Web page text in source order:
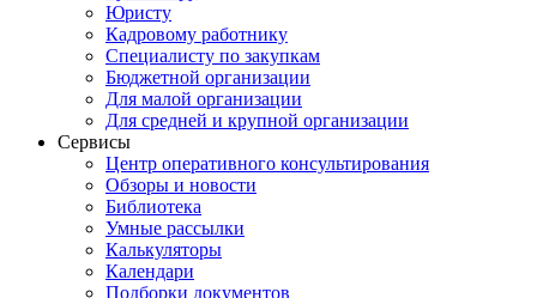
Юристу
Кадровому работнику
Специалисту по закупкам
Бюджетной организации
Для малой организации
Для средней и крупной организации
Сервисы
Центр оперативного консультирования
Обзоры и новости
Библиотека
Умные рассылки
Калькуляторы
Календари
Подборки документов